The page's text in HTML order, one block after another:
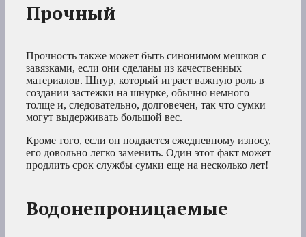
Прочный
Прочность также может быть синонимом мешков с
завязками, если они сделаны из качественных
материалов. Шнур, который играет важную роль в
создании застежки на шнурке, обычно немного
толще и, следовательно, долговечен, так что сумки
могут выдерживать большой вес.
Кроме того, если он поддается ежедневному износу,
его довольно легко заменить. Один этот факт может
продлить срок службы сумки еще на несколько лет!
Водонепроницаемые